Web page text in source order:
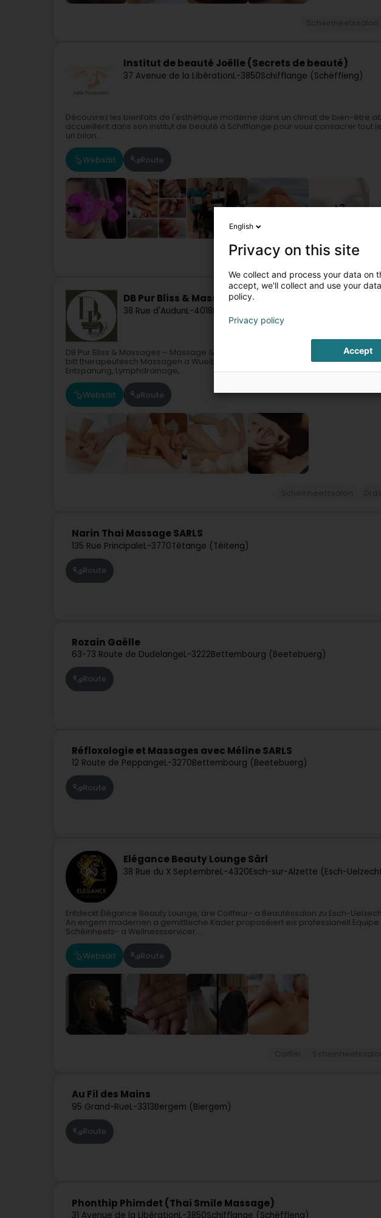
Institut de beauté Joëlle (Secrets de beauté)
37 Avenue de la LibérationL-3850Schifflange (Schëffleng)
Découvrez les bienfaits de l'esthétique moderne dans un climat de bien-être
accueillent dans son institut de beauté à Schifflange pour vous consacrer tout
un bilan...
Websäit Route
+3
Scheinheetssalon
DB Pur Bliss & Massages
38 Rue d'AudunL-4018Esch-sur-Alzette (Esch-Uelzecht)
DB Pur Bliss & Massages – Massage & Wuelbefannen zu Esch-UelzechtDB Pur
bitt therapeutesch Massagen a Wuelbefannen-Behandlungen zu Lëtzebuerg
Entspanung, Lymphdrainage,...
Websäit Route
Narin Thai Massage SARLS
135 Rue PrincipaleL-3770Tétange (Téiteng)
Route
Rozain Gaëlle
63-73 Route de DudelangeL-3222Bettembourg (Beetebuerg)
Route
Réfloxologie et Massages avec Méline SARLS
12 Route de PeppangeL-3270Bettembourg (Beetebuerg)
Route
Elégance Beauty Lounge Sàrl
38 Rue du X SeptembreL-4320Esch-sur-Alzette (Esch-
Entdeckt Élégance Beauty Lounge, äre Coiffeur- a Beautéssalon zu Esch-
An engem modernen a gemittleche Kader proposéiert eis professionell
Schéinheets- a Wellnessservicer....
Websäit Route
Au Fil des Mains
95 Grand-RueL-3313Bergem (Biergem)
Route
Phonthip Phimdet (Thai Smile Massage)
31 Avenue de la LibérationL-3850Schifflange (Schëffleng)
English
Privacy on this site
We collect and process your data on
accept, we'll collect and use your
policy.
Privacy policy
Accept